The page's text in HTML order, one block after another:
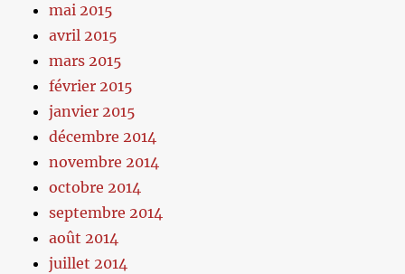
mai 2015
avril 2015
mars 2015
février 2015
janvier 2015
décembre 2014
novembre 2014
octobre 2014
septembre 2014
août 2014
juillet 2014